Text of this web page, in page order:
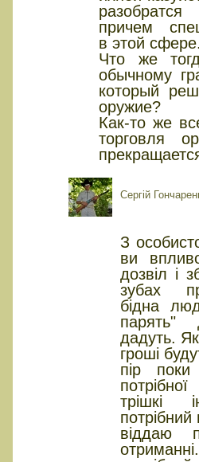
разобратся
причем
в этой сфере.
Что же
обычному
который
оружие?
Как-то же
торговля
Сергій
З
ви
дозвіл і
зубах
бідна
парять"
дадуть.
гроші
пір
трішкі
потрібний
віддаю